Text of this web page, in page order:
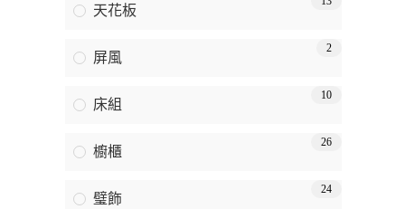
天花板
屏風
2
床組
10
櫥櫃
26
璧飾
24